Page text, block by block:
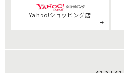
Yahoo!ショッピング店